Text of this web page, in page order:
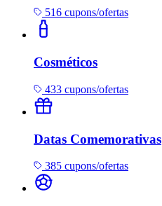
516 cupons/ofertas
Cosméticos
433 cupons/ofertas
Datas Comemorativas
385 cupons/ofertas